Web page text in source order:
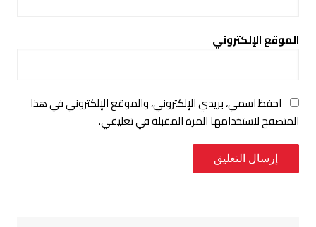
الموقع الإلكتروني
احفظ اسمي، بريدي الإلكتروني، والموقع الإلكتروني في هذا
المتصفح لاستخدامها المرة المقبلة في تعليقي.